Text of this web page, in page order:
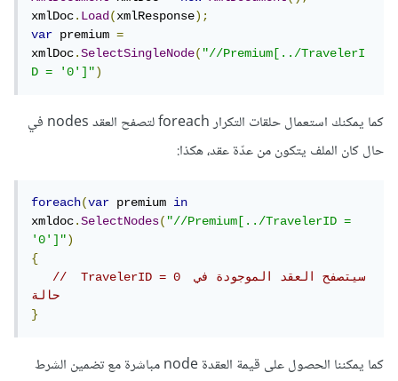
xmlDoc.Load(xmlResponse);
var premium =
xmlDoc.SelectSingleNode("//Premium[../TravelerI
D = '0']")
كما يمكنك استعمال حلقات التكرار foreach لتصفح العقد nodes في
حال كان الملف يتكون من عدّة عقد، هكذا:
foreach(var premium in
xmldoc.SelectNodes("//Premium[../TravelerID =
'0']")
{
//  TravelerID = 0 سيتصفح العقد الموجودة في
حالة
}
كما يمكننا الحصول على قيمة العقدة node مباشرة مع تضمين الشرط